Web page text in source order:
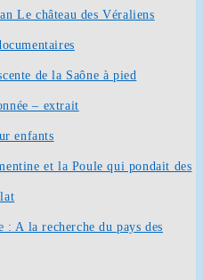
Le château des Véraliens
de la Saône à pied
– extrait
enfants
et la Poule qui pondait des
A la recherche du pays des